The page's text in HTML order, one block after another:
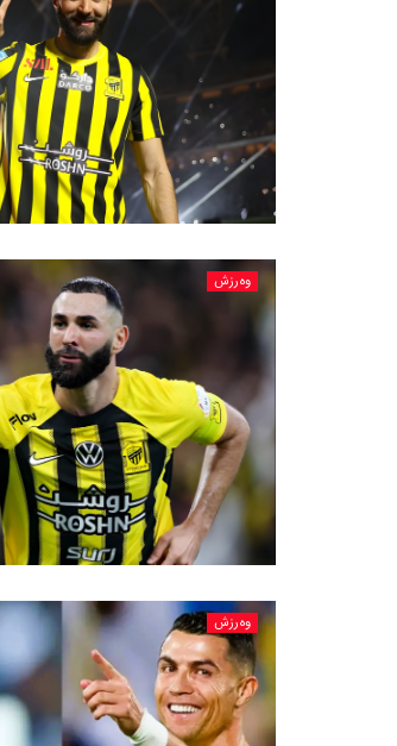
وەرزش
وەرزش